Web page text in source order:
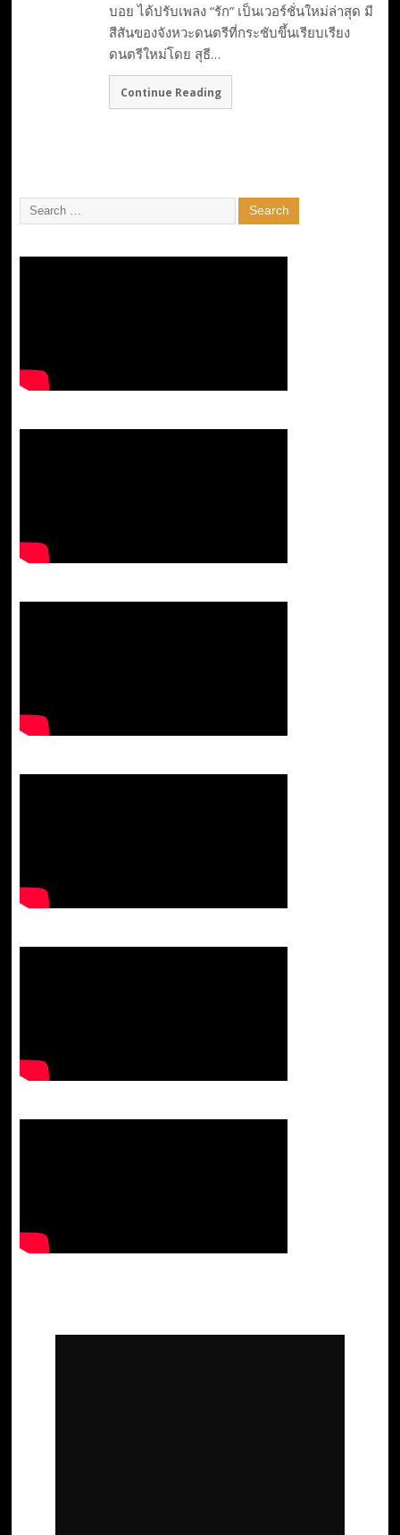
บอย ได้ปรับเพลง “รัก” เป็นเวอร์ชั่นใหม่ล่าสุด มี
สีสันของจังหวะดนตรีที่กระชับขึ้นเรียบเรียง
ดนตรีใหม่โดย สุธี…
Continue Reading